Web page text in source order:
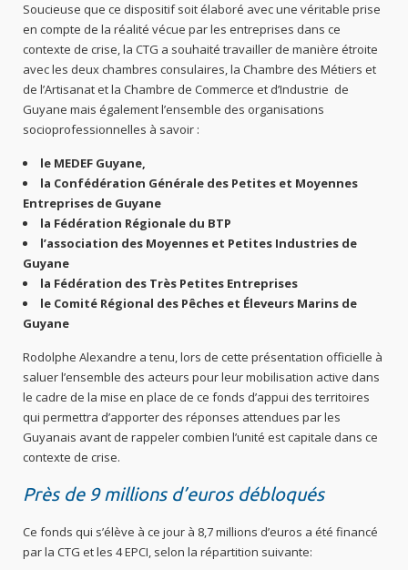
Soucieuse que ce dispositif soit élaboré avec une véritable prise
en compte de la réalité vécue par les entreprises dans ce
contexte de crise, la CTG a souhaité travailler de manière étroite
avec les deux chambres consulaires, la Chambre des Métiers et
de l’Artisanat et la Chambre de Commerce et d’Industrie de
Guyane mais également l’ensemble des organisations
socioprofessionnelles à savoir :
le MEDEF Guyane,
la Confédération Générale des Petites et Moyennes
Entreprises de Guyane
la Fédération Régionale du BTP
l’association des Moyennes et Petites Industries de
Guyane
la Fédération des Très Petites Entreprises
le Comité Régional des Pêches et Éleveurs Marins de
Guyane
Rodolphe Alexandre a tenu, lors de cette présentation officielle à
saluer l’ensemble des acteurs pour leur mobilisation active dans
le cadre de la mise en place de ce fonds d’appui des territoires
qui permettra d’apporter des réponses attendues par les
Guyanais avant de rappeler combien l’unité est capitale dans ce
contexte de crise.
Près de 9 millions d’euros débloqués
Ce fonds qui s’élève à ce jour à 8,7 millions d’euros a été financé
par la CTG et les 4 EPCI, selon la répartition suivante: